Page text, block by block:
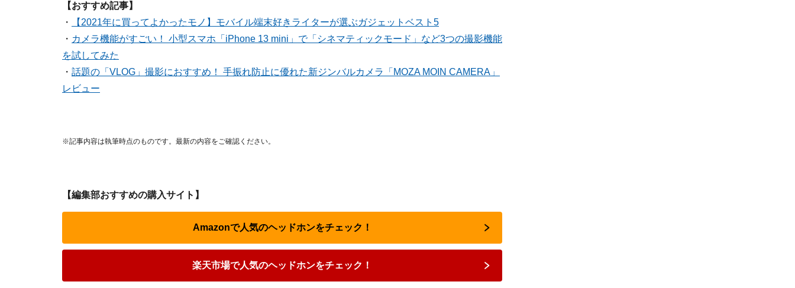
【おすすめ記事】
・
【2021年に買ってよかったモノ】モバイル端末好きライターが選ぶガジェットベスト5
・ カメラ機能がすごい！ 小型スマホ「iPhone 13 mini」で「シネマティックモード」など3つの撮影機能
を試してみた
・ 話題の「VLOG」撮影におすすめ！ 手振れ防止に優れた新ジンバルカメラ「MOZA MOIN CAMERA」
レビュー
※記事内容は執筆時点のものです。最新の内容をご確認ください。
【編集部おすすめの購入サイト】
Amazonで人気のヘッドホンをチェック！
楽天市場で人気のヘッドホンをチェック！